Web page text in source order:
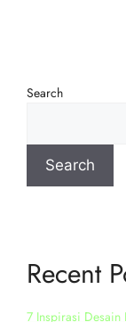
Search
Search
Recent
7 Inspirasi Desain